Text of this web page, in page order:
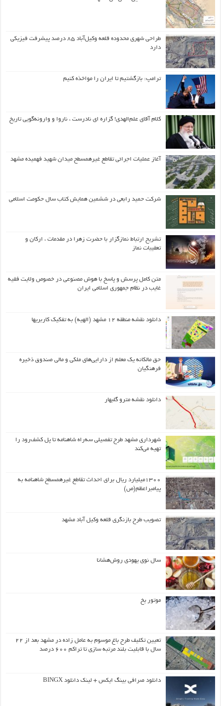
طراحی شهری محدوده قلعه وکیل‌آباد ۸۵ درصد پیشرفت فیزیکی
دارد
ترامپ: بازگشتیم تا ایران را مواخذه کنیم
کلام آقای علم‌الهدی! گزاره ای نادرست ، ناروا و وارونه‌گویی تاریخ
آغاز عملیات اجرائی تقاطع غیرهمسطح میدان شهید فهمیده مشهد
شرکت حمید رابعی در ششمین همایش کتاب سال حکومت اسلامی
تشریح ارتباط نمازگزار با حضرت زهرا در مقدمات ، ارکان و
تعقیبات نماز
متن کامل پرسش و پاسخ با هوش مصنوعی در خصوص ولایت فقیه
غایب در نظام جمهوری اسلامی ایران
دانلود نقشه منطقه ۱۲ مشهد (الهیه) به تفکیک کاربریها
حق مالکانه یک معلم از دارایی‌های ملکی و مالی صندوق ذخیره
فرهنگیان
دانلود نقشه مترو گلبهار
شهرداری مشهد طرح تفصیلی سه‌راه شاهنامه تا پل کشف‌رود را
تهیه می‌کند
۱۳۰۰میلیارد ریال برای احداث تقاطع غیرهمسطح شاهنامه به
پیامبراعظم(ص)
تصویب طرح بازنگری قلعه وکیل آباد مشهد
سال نوی یهودی روش‌هشانا
موتور یخ
تعیین تکلیف طرح باغ موسوم به عامل زاده در مشهد بعد از ۲۲
سال با قابلیت بلند مرتبه سازی تا تراکم ۶۰۰ درصد
دانلود صرافی بینگ ایکس + لینک دانلود BINGX